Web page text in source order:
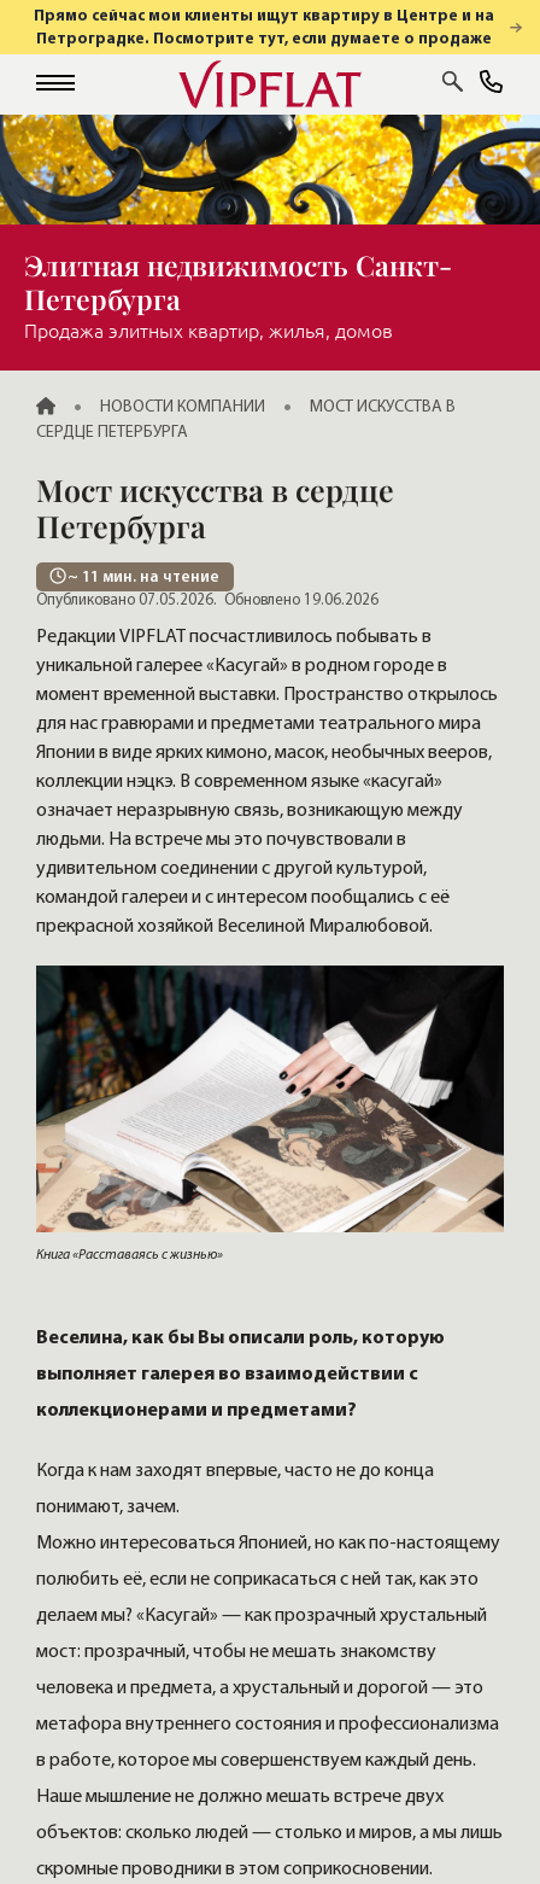
Прямо сейчас мои клиенты ищут квартиру в Центре и на
Петроградке. Посмотрите тут, если думаете о продаже
Элитная недвижимость Санкт-
Петербурга
Продажа элитных квартир, жилья, домов
ГЛАВНАЯНОВОСТИ КОМПАНИИ
МОСТ ИСКУССТВА В
СЕРДЦЕ ПЕТЕРБУРГА
Мост искусства в сердце
Петербурга
~ 11
мин. на чтение
Опубликовано 07.05.2026. Обновлено 19.06.2026
Редакции VIPFLAT посчастливилось побывать в
уникальной галерее «Касугай» в родном городе в
момент временной выставки. Пространство открылось
для нас гравюрами и предметами театрального мира
Японии в виде ярких кимоно, масок, необычных вееров,
коллекции нэцкэ. В современном языке «касугай»
означает неразрывную связь, возникающую между
людьми. На встрече мы это почувствовали в
удивительном соединении с другой культурой,
командой галереи и с интересом пообщались с её
прекрасной хозяйкой Веселиной Миралюбовой.
Книга «Расставаясь с жизнью»
Веселина, как бы Вы описали роль, которую
выполняет галерея во взаимодействии с
коллекционерами и предметами?
Когда к нам заходят впервые, часто не до конца
понимают, зачем.
Можно интересоваться Японией, но как по-настоящему
полюбить её, если не соприкасаться с ней так, как это
делаем мы? «Касугай» — как прозрачный хрустальный
мост: прозрачный, чтобы не мешать знакомству
человека и предмета, а хрустальный и дорогой — это
метафора внутреннего состояния и профессионализма
в работе, которое мы совершенствуем каждый день.
Наше мышление не должно мешать встрече двух
объектов: сколько людей — столько и миров, а мы лишь
скромные проводники в этом соприкосновении.